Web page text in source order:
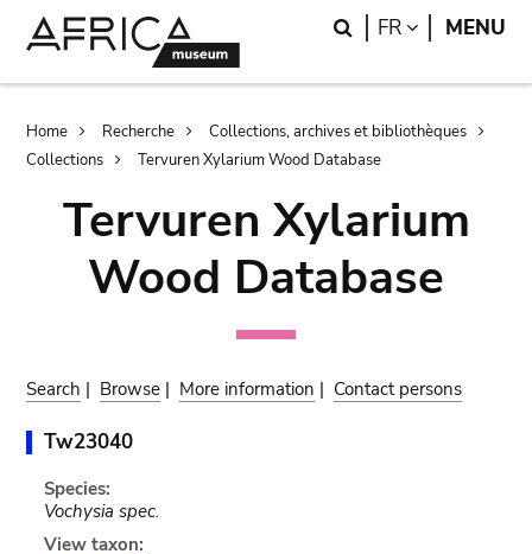
Search
FR LANGUAGE
MENU
Breadcrumb
Home Recherche
Collections, archives et bibliothèques
Collections
Tervuren Xylarium Wood Database
Tervuren Xylarium
Wood Database
Search | Browse | More information | Contact persons
Tw23040
Species:
Vochysia spec.
View taxon: